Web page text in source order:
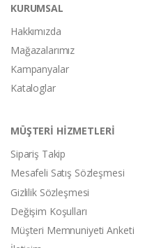
KURUMSAL
Hakkımızda
Mağazalarımız
Kampanyalar
Kataloglar
MÜŞTERİ HİZMETLERİ
Sipariş Takip
Mesafeli Satış Sözleşmesi
Gizlilik Sözleşmesi
Değişim Koşulları
Müşteri Memnuniyeti Anketi